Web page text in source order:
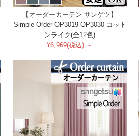
【オーダーカーテン サンゲツ】
Simple Order OP3019-OP3030 コット
ンライク(全12色)
¥6,969(税込) ～